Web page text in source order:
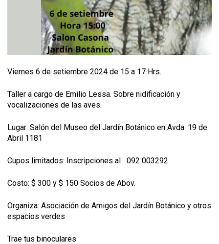
Viernes 6 de setiembre 2024 de 15 a 17 Hrs.
Taller a cargo de Emilio Lessa. Sobre nidificación y
vocalizaciones de las aves.
Lugar: Salón del Museo del Jardín Botánico en Avda. 19 de
Abril 1181
Cupos limitados: Inscripciones al 092 003292
Costo: $ 300 y $ 150 Socios de Abov.
Organiza: Asociación de Amigos del Jardín Botánico y otros
espacios verdes
Trae tus binoculares